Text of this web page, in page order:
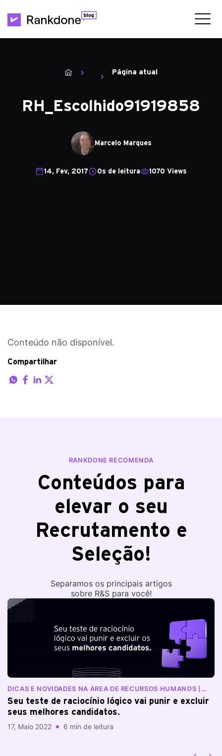
Página atual
RH_Escolhido91919858
Marcelo Marques
14, Fev, 2017 0s de leitura 1070 Views
Conteúdo não disponível.
Compartilhar
RANKDONE RECOMENDA
Conteúdos para
elevar o seu
Recrutamento e
Seleção!
Separamos os principais artigos
sobre R&S para você!
DICAS E NOVIDADES NA ÁREA DE RECURSOS HUMANOS |
Seu teste de raciocínio lógico vai punir e excluir
seus melhores candidatos.
17, Maio 2022 6 min de leitura